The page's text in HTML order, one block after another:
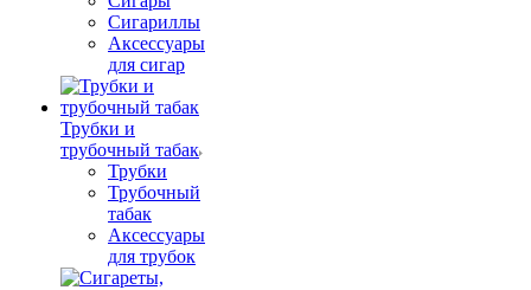
Сигариллы
Аксессуары
для сигар
Трубки и
трубочный табак
Трубки
Трубочный
табак
Аксессуары
для трубок